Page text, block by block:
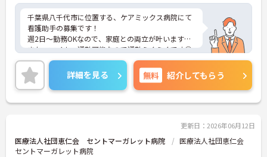
千葉県八千代市に位置する、ケアミックス病院にて
看護助手の募集です！
週2日～勤務OKなので、家庭との両立が叶います☆
また、マイカー通勤可能なので通勤らくらくです◎
ご興味のある方には、面接対策ポイントなど、さら
に詳細をお話しいたしますのでお気軽にご相談くだ
さい！
詳細を見る 無料 紹介してもらう
更新日：2026年06月12日
医療法人社団恵仁会 セントマーガレット病院
医療法人社団恵仁会
セントマーガレット病院